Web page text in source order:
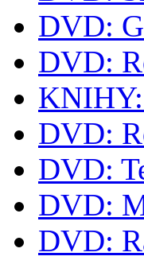
DVD:
DVD:
KNIHY:
DVD:
DVD:
DVD:
DVD: